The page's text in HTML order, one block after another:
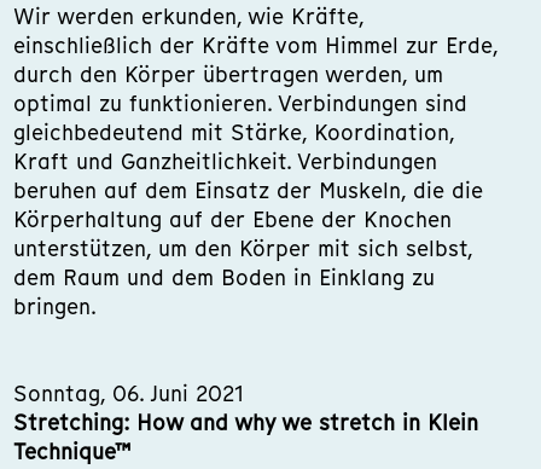
Wir werden erkunden, wie Kräfte,
einschließlich der Kräfte vom Himmel zur Erde,
durch den Körper übertragen werden, um
optimal zu funktionieren. Verbindungen sind
gleichbedeutend mit Stärke, Koordination,
Kraft und Ganzheitlichkeit. Verbindungen
beruhen auf dem Einsatz der Muskeln, die die
Körperhaltung auf der Ebene der Knochen
unterstützen, um den Körper mit sich selbst,
dem Raum und dem Boden in Einklang zu
bringen.
Sonntag, 06. Juni 2021
Stretching: How and why we stretch in Klein
Technique™